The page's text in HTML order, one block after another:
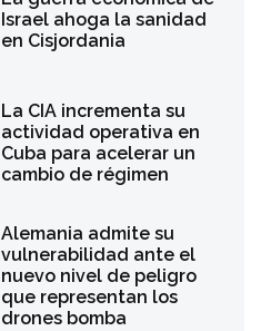
Israel ahoga la sanidad
en Cisjordania
La CIA incrementa su
actividad operativa en
Cuba para acelerar un
cambio de régimen
Alemania admite su
vulnerabilidad ante el
nuevo nivel de peligro
que representan los
drones bomba